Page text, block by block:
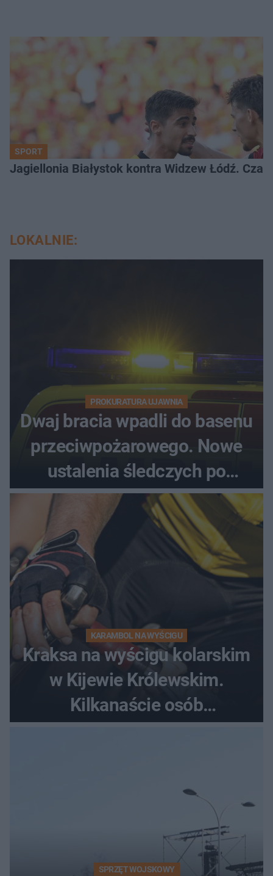
SPORT
Jagiellonia Białystok kontra Widzew Łódź.
LOKALNIE:
PROKURATURA UJAWNIA
Dwaj bracia wpadli do basenu
przeciwpożarowego. Nowe
ustalenia śledczych po
dramatycznej akcji
KARAMBOL NA WYŚCIGU
Kraksa na wyścigu kolarskim
w Kijewie Królewskim.
Kilkanaście osób
poszkodowanych, lądował
SPRZĘT WOJSKOWY